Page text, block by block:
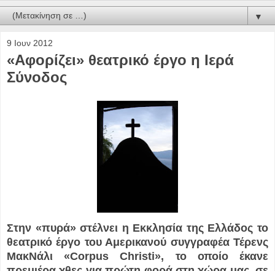
▼
9 Ιουν 2012
«Αφορίζει» θεατρικό έργο η Ιερά
Σύνοδος
Στην «πυρά» στέλνει η Εκκλησία της Ελλάδος το
θεατρικό έργο του Αμερικανού συγγραφέα Τέρενς
ΜακΝάλι «Corpus Christi», το οποίο έκανε